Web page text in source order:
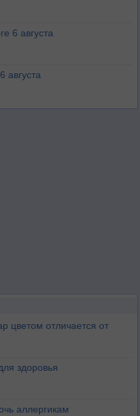
6 августа
августа
цветом отличается от
здоровья
аллергикам